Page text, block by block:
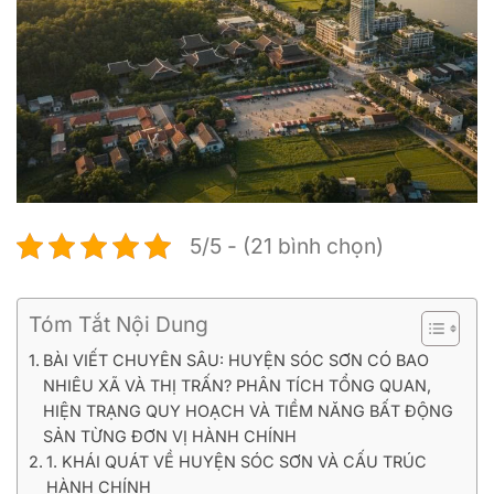
5/5 - (21 bình chọn)
Tóm Tắt Nội Dung
BÀI VIẾT CHUYÊN SÂU: HUYỆN SÓC SƠN CÓ BAO
NHIÊU XÃ VÀ THỊ TRẤN? PHÂN TÍCH TỔNG QUAN,
HIỆN TRẠNG QUY HOẠCH VÀ TIỀM NĂNG BẤT ĐỘNG
SẢN TỪNG ĐƠN VỊ HÀNH CHÍNH
1. KHÁI QUÁT VỀ HUYỆN SÓC SƠN VÀ CẤU TRÚC
HÀNH CHÍNH